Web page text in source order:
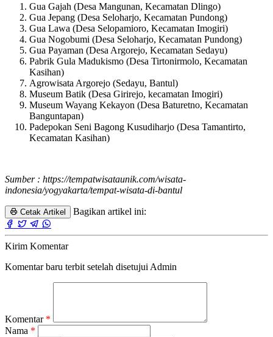
Gua Gajah (Desa Mangunan, Kecamatan Dlingo)
Gua Jepang (Desa Seloharjo, Kecamatan Pundong)
Gua Lawa (Desa Selopamioro, Kecamatan Imogiri)
Gua Nogobumi (Desa Seloharjo, Kecamatan Pundong)
Gua Payaman (Desa Argorejo, Kecamatan Sedayu)
Pabrik Gula Madukismo (Desa Tirtonirmolo, Kecamatan
Kasihan)
Agrowisata Argorejo (Sedayu, Bantul)
Museum Batik (Desa Girirejo, kecamatan Imogiri)
Museum Wayang Kekayon (Desa Baturetno, Kecamatan
Banguntapan)
Padepokan Seni Bagong Kusudiharjo (Desa Tamantirto,
Kecamatan Kasihan)
Sumber : https://tempatwisataunik.com/wisata-
indonesia/yogyakarta/tempat-wisata-di-bantul
Cetak Artikel Bagikan artikel ini:
Kirim Komentar
Komentar baru terbit setelah disetujui Admin
Komentar *
Nama *